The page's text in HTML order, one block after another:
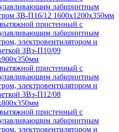
лабиринтным
ЗВ-П16/12 1600х1200х350мм
пристенный с
лабиринтным
электровентилятором и
ЗВэ-П10/09
пристенный с
лабиринтным
электровентилятором и
ЗВэ-П12/08
пристенный с
лабиринтным
электровентилятором и